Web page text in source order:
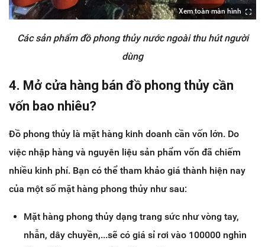
Xem toàn màn hình
Các sản phẩm đồ phong thủy nước ngoài thu hút người
dùng
4. Mở cửa hàng bán đồ phong thủy cần
vốn bao nhiêu?
Đồ phong thủy là mặt hàng kinh doanh cần vốn lớn. Do
việc nhập hàng và nguyên liệu sản phẩm vốn đã chiếm
nhiều kinh phí. Bạn có thể tham khảo giá thành hiện nay
của một số mặt hàng phong thủy như sau:
Mặt hàng phong thủy dạng trang sức như vòng tay,
nhẫn, dây chuyền,...sẽ có giá sỉ rơi vào 100000 nghìn